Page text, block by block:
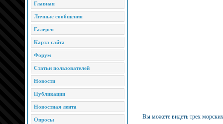
Главная
Личные сообщения
Галерея
Карта сайта
Форум
Статьи пользователей
Новости
Публикации
Новостная лента
Опросы Вы можете видеть трех